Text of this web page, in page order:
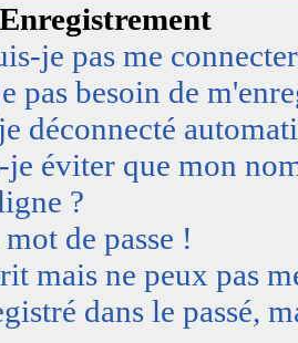
je pas me
pas besoin de
déconnecté
éviter que mon
?
de passe !
mais ne peux pas
dans le passé,